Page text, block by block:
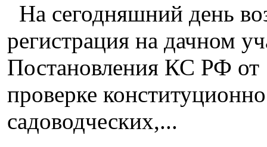
На сегодняшний день
регистрация на дачном
Постановления КС РФ
проверке
садоводческих,...